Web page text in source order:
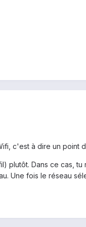
c'est à dire un point
plutôt. Dans ce cas, tu
Une fois le réseau